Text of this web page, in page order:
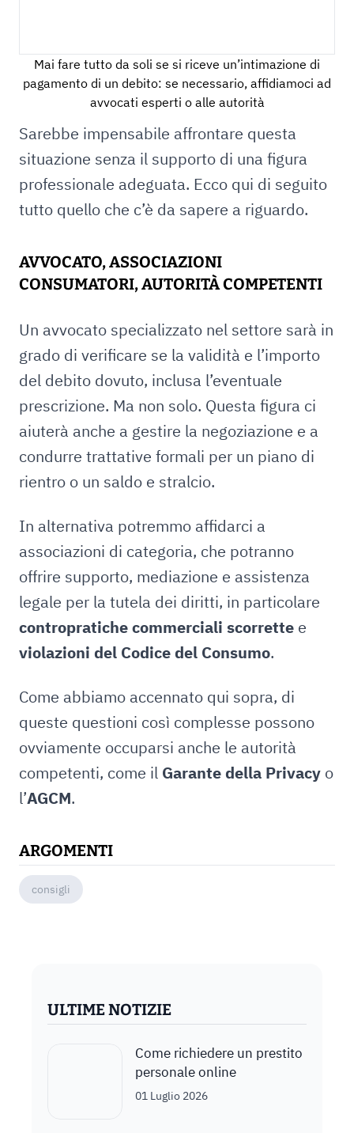
Mai fare tutto da soli se si riceve un’intimazione di
pagamento di un debito: se necessario, affidiamoci ad
avvocati esperti o alle autorità
Sarebbe impensabile affrontare questa
situazione senza il supporto di una figura
professionale adeguata. Ecco qui di seguito
tutto quello che c’è da sapere a riguardo.
AVVOCATO, ASSOCIAZIONI
CONSUMATORI, AUTORITÀ COMPETENTI
Un avvocato specializzato nel settore sarà in
grado di verificare se la validità e l’importo
del debito dovuto, inclusa l’eventuale
prescrizione. Ma non solo. Questa figura ci
aiuterà anche a gestire la negoziazione e a
condurre trattative formali per un piano di
rientro o un saldo e stralcio.
In alternativa potremmo affidarci a
associazioni di categoria, che potranno
offrire supporto, mediazione e assistenza
legale per la tutela dei diritti, in particolare
contropratiche commerciali scorrette e
violazioni del Codice del Consumo.
Come abbiamo accennato qui sopra, di
queste questioni così complesse possono
ovviamente occuparsi anche le autorità
competenti, come il Garante della Privacy o
l’AGCM.
ARGOMENTI
consigli
ULTIME NOTIZIE
Come richiedere un prestito
personale online
01 Luglio 2026